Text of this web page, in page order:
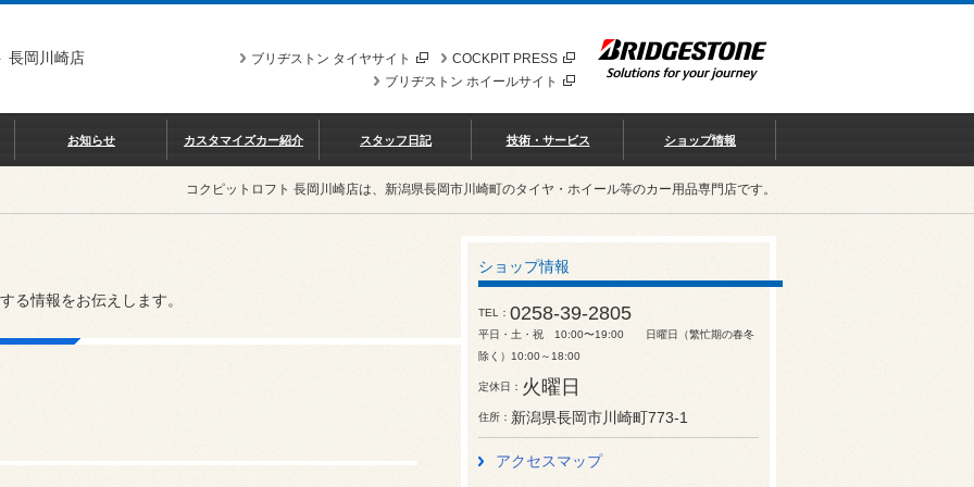
長岡川崎店 COCKPIT PRESS
ブリヂストン タイヤサイト
ブリヂストン ホイールサイト
お知らせ カスタマイズカー紹介 スタッフ日記 技術・サービス ショップ情報
コクピットロフト 長岡川崎店は、新潟県長岡市川崎町のタイヤ・ホイール等のカー用品専門店です。
る情報をお伝えします。
ショップ情報
TEL 0258-39-2805
平日・土・祝 10:00〜19:00 日曜日（繁忙期の春冬
除く）10:00～18:00
定休日 火曜日
住所 新潟県長岡市川崎町773-1
アクセスマップ